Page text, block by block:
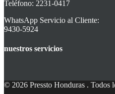
Teléfono: 2231-0417
WhatsApp Servicio al Cliente:
9430-5924
nuestros servicios
© 2026 Pressto Honduras . Todos